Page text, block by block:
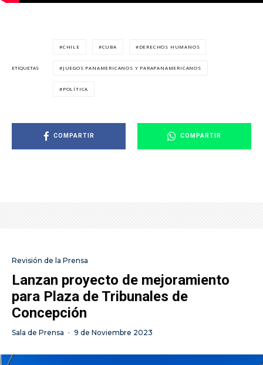
ETIQUETAS
CHILE CUBA DERECHOS HUMANOS
JUEGOS PANAMERICANOS Y PARAPANAMERICANOS
POLÍTICA
COMPARTIR COMPARTIR
Revisión de la Prensa
Lanzan proyecto de mejoramiento
para Plaza de Tribunales de
Concepción
Sala de Prensa · 9 de Noviembre 2023